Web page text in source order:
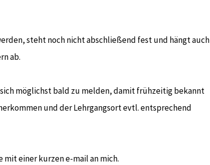
steht noch nicht abschließend fest und hängt auch
ab.
möglichst bald zu melden, damit frühzeitig bekannt
und der Lehrgangsort evtl. entsprechend
einer kurzen e-mail an mich.